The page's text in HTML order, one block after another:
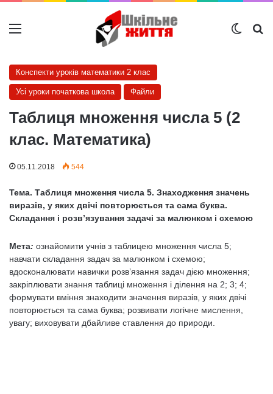
Меню
Конспекти уроків математики 2 клас
Усі уроки початкова школа Файли
Таблиця множення числа 5 (2
клас. Математика)
05.11.2018 544
Тема. Таблиця множення числа 5. Знаходження значень
виразів, у яких двічі повторюється та сама буква.
Складання і розв’язування задачі за малюнком і схемою
Мета: ознайомити учнів з таблицею множення числа 5;
навчати складання задач за малюнком і схемою;
вдосконалювати навички розв’язання задач дією множення;
закріплювати знання таблиці множення і ділення на 2; 3; 4;
формувати вміння знаходити значення виразів, у яких двічі
повторюється та сама буква; розвивати логічне мислення,
увагу; виховувати дбайливе ставлення до природи.